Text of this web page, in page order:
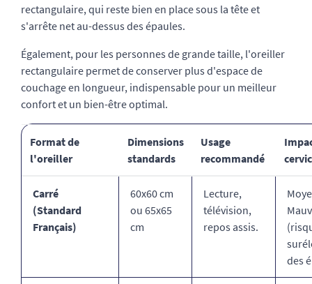
rectangulaire, qui reste bien en place sous la tête et
s'arrête net au-dessus des épaules.
Également, pour les personnes de grande taille, l'oreiller
rectangulaire permet de conserver plus d'espace de
couchage en longueur, indispensable pour un meilleur
confort et un bien-être optimal.
Format de
l'oreiller
Dimensions
standards
Usage
recommandé
Carré
(Standard
Français)
60x60 cm
ou 65x65
cm
Lecture,
télévision,
repos assis.
des